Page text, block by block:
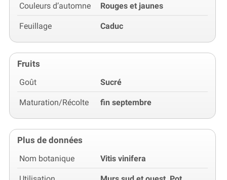
Couleurs d’automne Rouges et jaunes
Feuillage Caduc
Fruits
Goût Sucré
Maturation/Récolte fin septembre
Plus de données
Nom botanique Vitis vinifera